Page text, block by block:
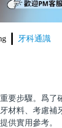
牙科通識
步驟。爲了
材料、考慮補
供實用參考。